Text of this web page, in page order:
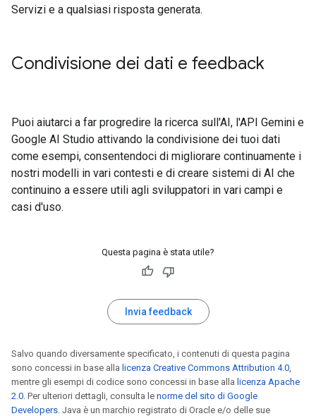
Servizi e a qualsiasi risposta generata.
Condivisione dei dati e feedback
Puoi aiutarci a far progredire la ricerca sull'AI, l'API Gemini e
Google AI Studio attivando la condivisione dei tuoi dati
come esempi, consentendoci di migliorare continuamente i
nostri modelli in vari contesti e di creare sistemi di AI che
continuino a essere utili agli sviluppatori in vari campi e
casi d'uso.
Questa pagina è stata utile?
Invia feedback
Salvo quando diversamente specificato, i contenuti di questa pagina
sono concessi in base alla licenza Creative Commons Attribution 4.0,
mentre gli esempi di codice sono concessi in base alla licenza Apache
2.0. Per ulteriori dettagli, consulta le norme del sito di Google
Developers. Java è un marchio registrato di Oracle e/o delle sue